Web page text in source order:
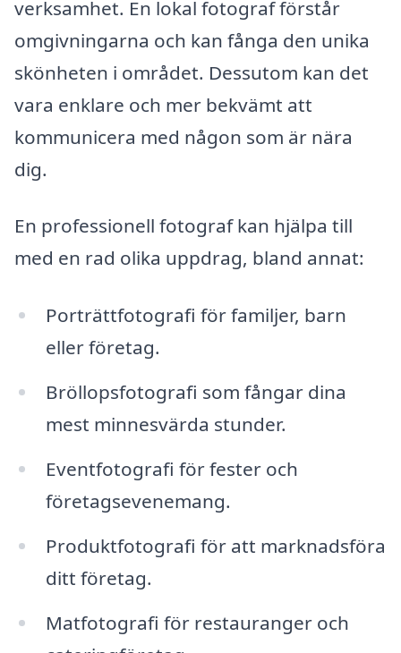
verksamhet. En lokal fotograf förstår
omgivningarna och kan fånga den unika
skönheten i området. Dessutom kan det
vara enklare och mer bekvämt att
kommunicera med någon som är nära
dig.
En professionell fotograf kan hjälpa till
med en rad olika uppdrag, bland annat:
Porträttfotografi för familjer, barn
eller företag.
Bröllopsfotografi som fångar dina
mest minnesvärda stunder.
Eventfotografi för fester och
företagsevenemang.
Produktfotografi för att marknadsföra
ditt företag.
Matfotografi för restauranger och